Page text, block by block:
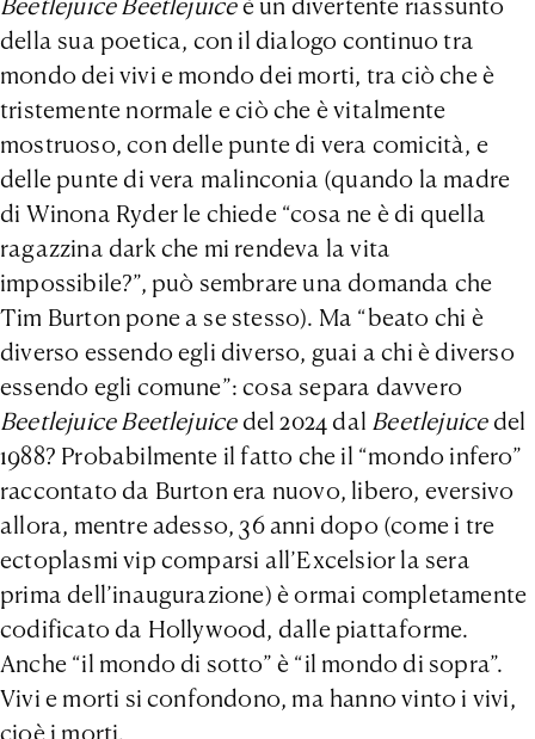
Beetlejuice Beetlejuiceè un divertente riassunto
della sua poetica, con il dialogo continuo tra
mondo dei vivi e mondo dei morti, tra ciò che è
tristemente normale e ciò che è vitalmente
mostruoso, con delle punte di vera comicità, e
delle punte di vera malinconia (quando la madre
di Winona Ryder le chiede “cosa ne è di quella
ragazzina dark che mi rendeva la vita
impossibile?”, può sembrare una domanda che
Tim Burton pone a se stesso). Ma “beato chi è
diverso essendo egli diverso, guai a chi è diverso
essendo egli comune”: cosa separa davvero
Beetlejuice Beetlejuicedel 2024 dal Beetlejuicedel
1988? Probabilmente il fatto che il “mondo infero”
raccontato da Burton era nuovo, libero, eversivo
allora, mentre adesso, 36 anni dopo (come i tre
ectoplasmi vip comparsi all’Excelsior la sera
prima dell’inaugurazione) è ormai completamente
codificato da Hollywood, dalle piattaforme.
Anche “il mondo di sotto” è “il mondo di sopra”.
Vivi e morti si confondono, ma hanno vinto i vivi,